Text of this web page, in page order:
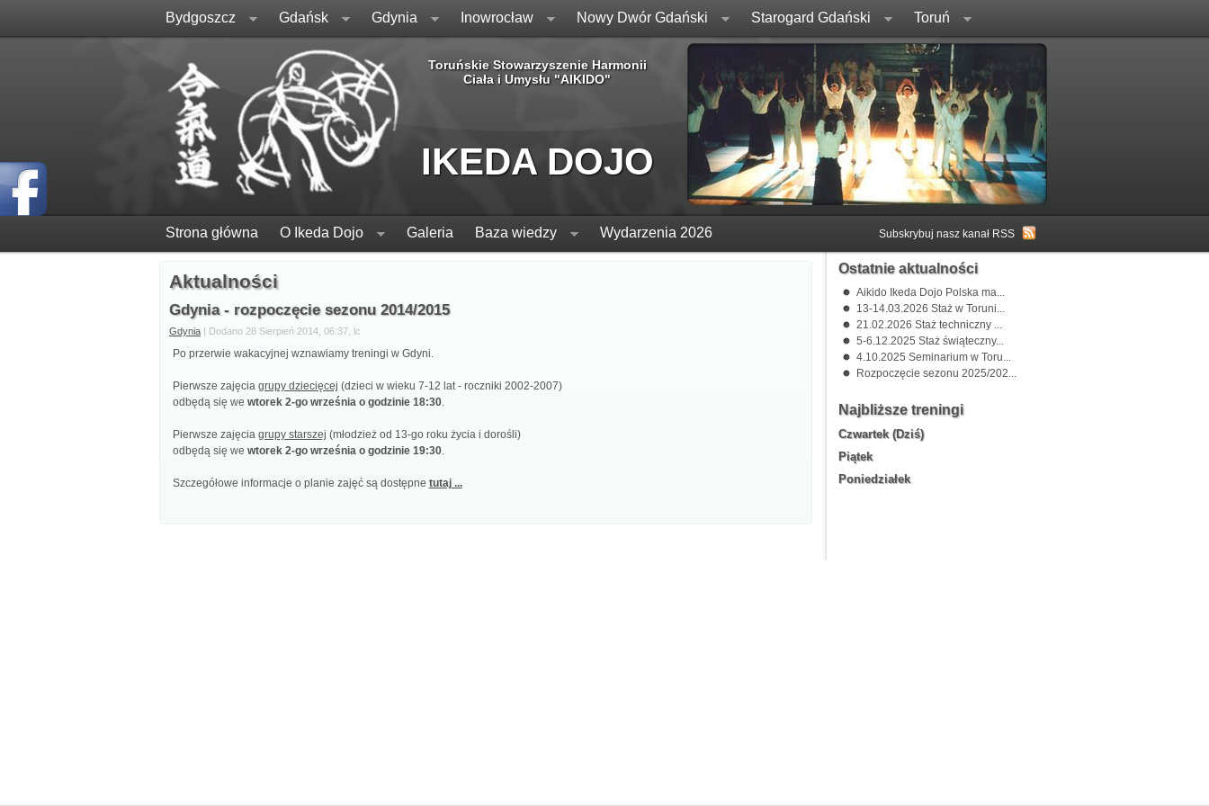
Bydgoszcz Gdańsk Gdynia Inowrocław Nowy Dwór Gdański Starogard Gdański Toruń
Toruńskie Stowarzyszenie Harmonii
Ciała i Umysłu "AIKIDO"
IKEDA DOJO
Strona główna O Ikeda Dojo Galeria Baza wiedzy Wydarzenia 2026 Subskrybuj nasz kanał RSS
Aktualności
Gdynia - rozpoczęcie sezonu 2014/2015
Gdynia | Dodano 28 Sierpień 2014, 06:37, lc
Po przerwie wakacyjnej wznawiamy treningi w Gdyni.
Pierwsze zajęcia grupy dziecięcej (dzieci w wieku 7-12 lat - roczniki 2002-2007)
odbędą się we wtorek 2-go września o godzinie 18:30.
Pierwsze zajęcia grupy starszej (młodzież od 13-go roku życia i dorośli)
odbędą się we wtorek 2-go września o godzinie 19:30.
Szczegółowe informacje o planie zajęć są dostępne tutaj ...
Ostatnie aktualności
Aikido Ikeda Dojo Polska ma...
13-14.03.2026 Staż w Toruni...
21.02.2026 Staż techniczny ...
5-6.12.2025 Staż świąteczny...
4.10.2025 Seminarium w Toru...
Rozpoczęcie sezonu 2025/202...
Najbliższe treningi
Czwartek (Dziś)
Piątek
Poniedziałek